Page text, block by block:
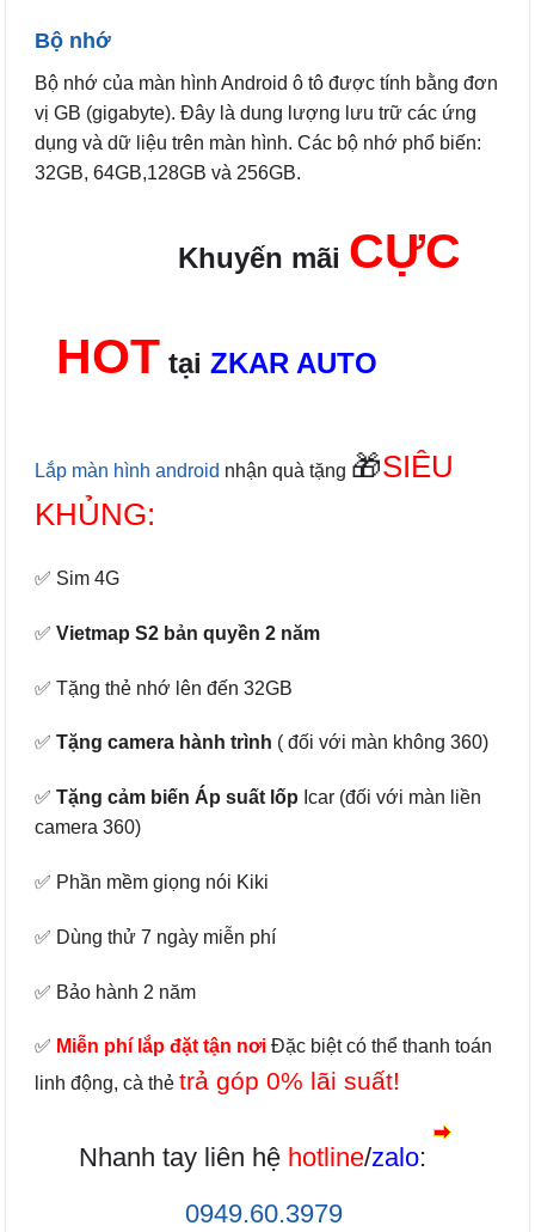
Bộ nhớ
Bộ nhớ của màn hình Android ô tô được tính bằng đơn
vị GB (gigabyte). Đây là dung lượng lưu trữ các ứng
dụng và dữ liệu trên màn hình. Các bộ nhớ phổ biến:
32GB, 64GB,128GB và 256GB.
Khuyến mãi CỰC
HOT tại ZKAR AUTO
Lắp màn hình android nhận quà tặng 🎁SIÊU
KHỦNG:
✅ Sim 4G
✅ Vietmap S2 bản quyền 2 năm
✅ Tặng thẻ nhớ lên đến 32GB
✅ Tặng camera hành trình ( đối với màn không 360)
✅ Tặng cảm biến Áp suất lốp Icar (đối với màn liền
camera 360)
✅ Phần mềm giọng nói Kiki
✅ Dùng thử 7 ngày miễn phí
✅ Bảo hành 2 năm
✅ Miễn phí lắp đặt tận nơi Đặc biệt có thể thanh toán
linh động, cà thẻ trả góp 0% lãi suất!
Nhanh tay liên hệ hotline/zalo:
0949.60.3979